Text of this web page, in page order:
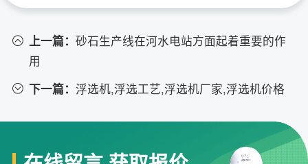
上一篇： 砂石生产线在河水电站方面起着重要的作
用
下一篇： 浮选机,浮选工艺,浮选机厂家,浮选机价格